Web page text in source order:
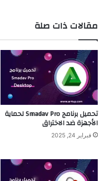
مقالات ذات صلة
تحميل برنامج Smadav Pro لحماية
الأجهزة ضد الاختراق
فبراير 24, 2025